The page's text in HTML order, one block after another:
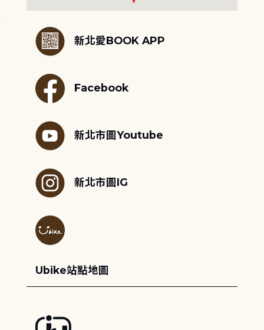
新北愛BOOK APP
Facebook
新北市圖Youtube
新北市圖IG
Ubike站點地圖